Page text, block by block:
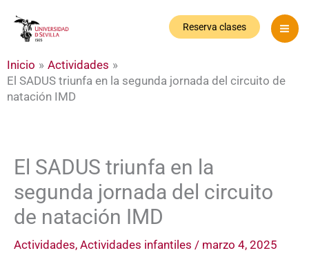
Reserva clases
Inicio
Actividades
El SADUS triunfa en la segunda jornada del circuito de
natación IMD
El SADUS triunfa en la
segunda jornada del circuito
de natación IMD
Actividades, Actividades infantiles / marzo 4, 2025